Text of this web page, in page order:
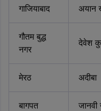
गाजियाबाद अयान
गौतम बुद्ध
नगर
देवेश
मेरठ अदीबा
बागपत